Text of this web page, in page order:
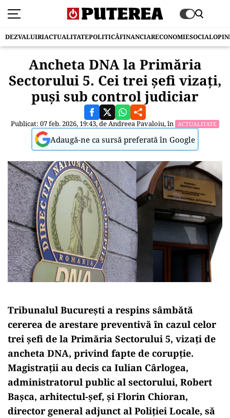
DEZVALUIRIACTUALITATEPOLITICĂFINANCIARECONOMIESOCIAL
Ancheta DNA la Primăria
Sectorului 5. Cei trei șefi vizați,
puși sub control judiciar
Publicat: 07 feb. 2026, 19:43, deAndreea Pavaloiu, în ACTUALITATE
Adaugă-ne ca sursă preferată în Google
Tribunalul București a respins sâmbătă
cererea de arestare preventivă în cazul celor
trei șefi de la Primăria Sectorului 5, vizați de
ancheta DNA, privind fapte de corupție.
Magistrații au decis ca Iulian Cârlogea,
administratorul public al sectorului, Robert
Bașca, arhitectul-șef, și Florin Chioran,
director general adjunct al Poliției Locale, să